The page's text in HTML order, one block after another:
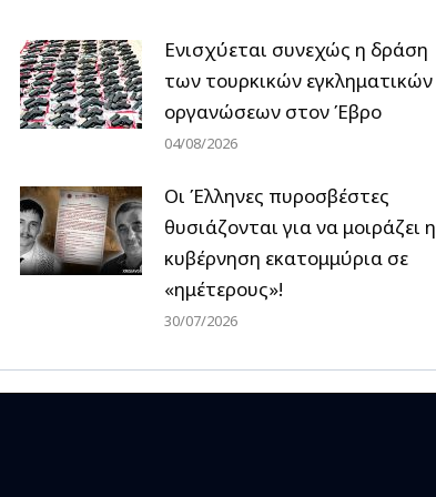
Ενισχύεται συνεχώς η δράση
των τουρκικών εγκληματικών
οργανώσεων στον Έβρο
04/08/2026
Οι Έλληνες πυροσβέστες
θυσιάζονται για να μοιράζει η
κυβέρνηση εκατομμύρια σε
«ημέτερους»!
30/07/2026